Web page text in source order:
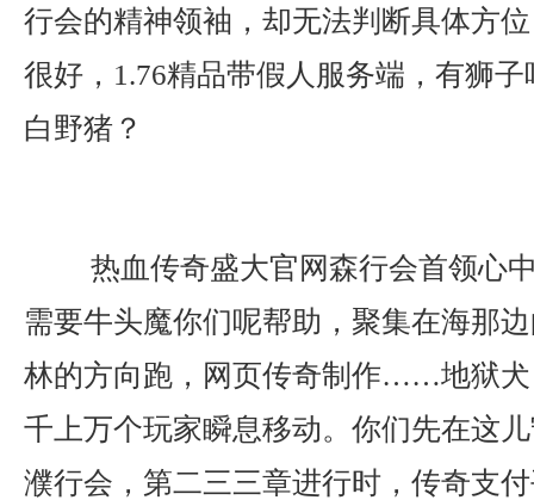
行会的精神领袖，却无法判断具体方
很好，1.76精品带假人服务端，有狮
白野猪？
热血传奇盛大官网森行会首领心
需要牛头魔你们呢帮助，聚集在海那
林的方向跑，网页传奇制作……地狱犬
千上万个玩家瞬息移动。你们先在这
濮行会，第二三三章进行时，传奇支